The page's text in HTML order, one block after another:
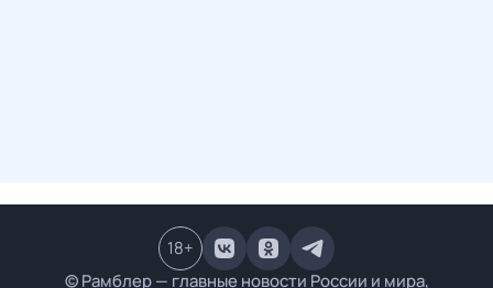
© Рамблер — главные новости России и мира,
18+